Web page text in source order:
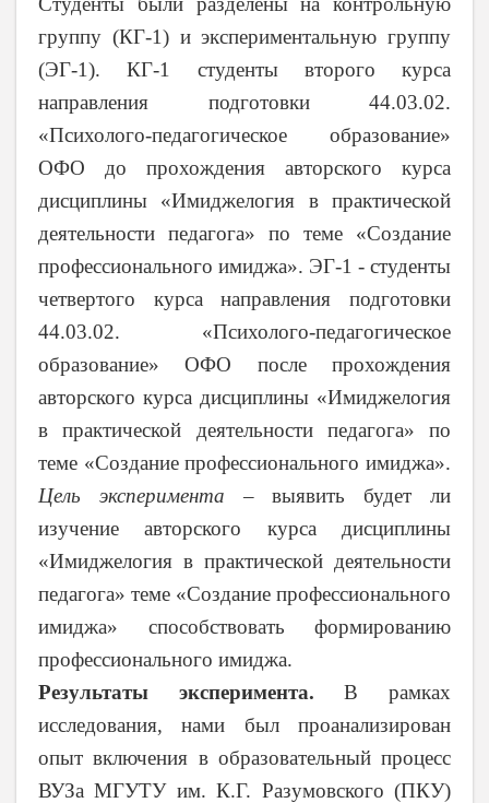
группу (КГ-1) и экспериментальную группу
(ЭГ-1). КГ-1 студенты второго курса
направления подготовки 44.03.02.
«Психолого-педагогическое образование»
ОФО до прохождения авторского курса
дисциплины «Имиджелогия в практической
деятельности педагога» по теме «Создание
профессионального имиджа». ЭГ-1 - студенты
четвертого курса направления подготовки
44.03.02. «Психолого-педагогическое
образование» ОФО после прохождения
авторского курса дисциплины «Имиджелогия
в практической деятельности педагога» по
теме «Создание профессионального имиджа».
Цель эксперимента –выявить будет ли
изучение авторского курса дисциплины
«Имиджелогия в практической деятельности
педагога» теме «Создание профессионального
имиджа» способствовать формированию
профессионального имиджа.
Результаты эксперимента. В рамках
исследования, нами был проанализирован
опыт включения в образовательный процесс
ВУЗа МГУТУ им. К.Г. Разумовского (ПКУ)